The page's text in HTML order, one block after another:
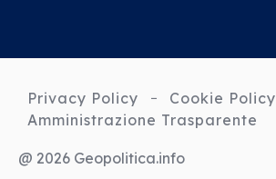
Privacy Policy
Cookie Policy
Amministrazione Trasparente
@ 2026 Geopolitica.info